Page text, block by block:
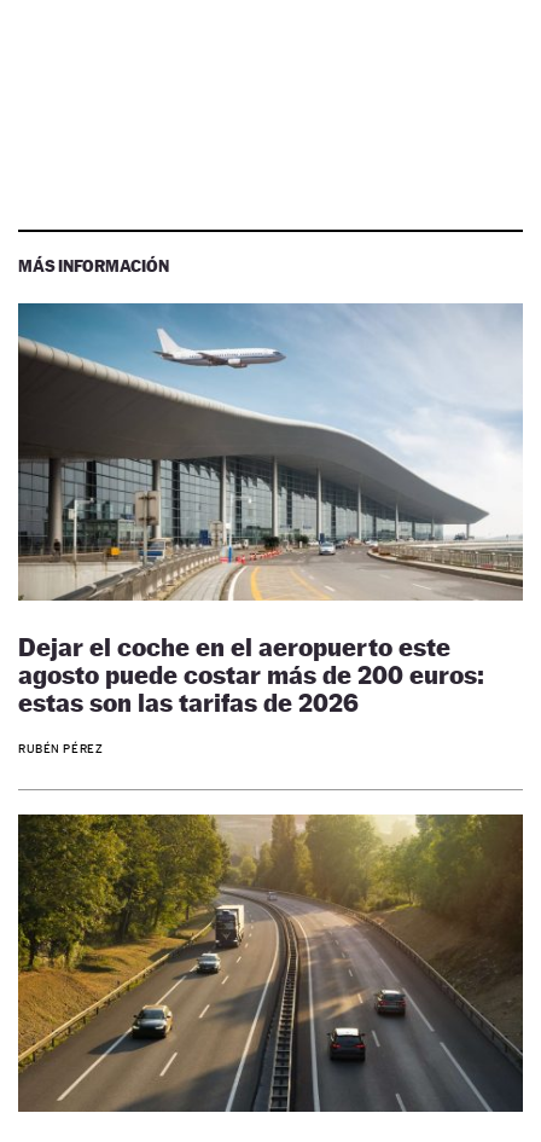
MÁS INFORMACIÓN
Dejar el coche en el aeropuerto este
agosto puede costar más de 200 euros:
estas son las tarifas de 2026
RUBÉN PÉREZ